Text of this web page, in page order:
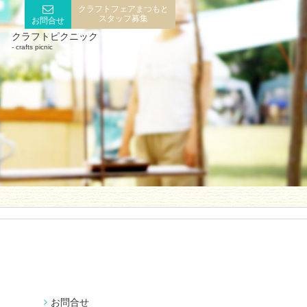
クラフトピクニック
crafts picnic
お問合せ
クラフトフェアまつもと
スタッフ募集
お問合せ